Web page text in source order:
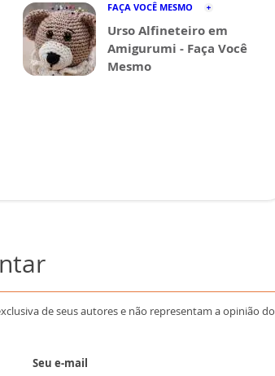
FAÇA VOCÊ MESMO
Urso Alfineteiro em
Amigurumi - Faça Você
Mesmo
de seus autores e não representam a opinião do
Seu e-mail